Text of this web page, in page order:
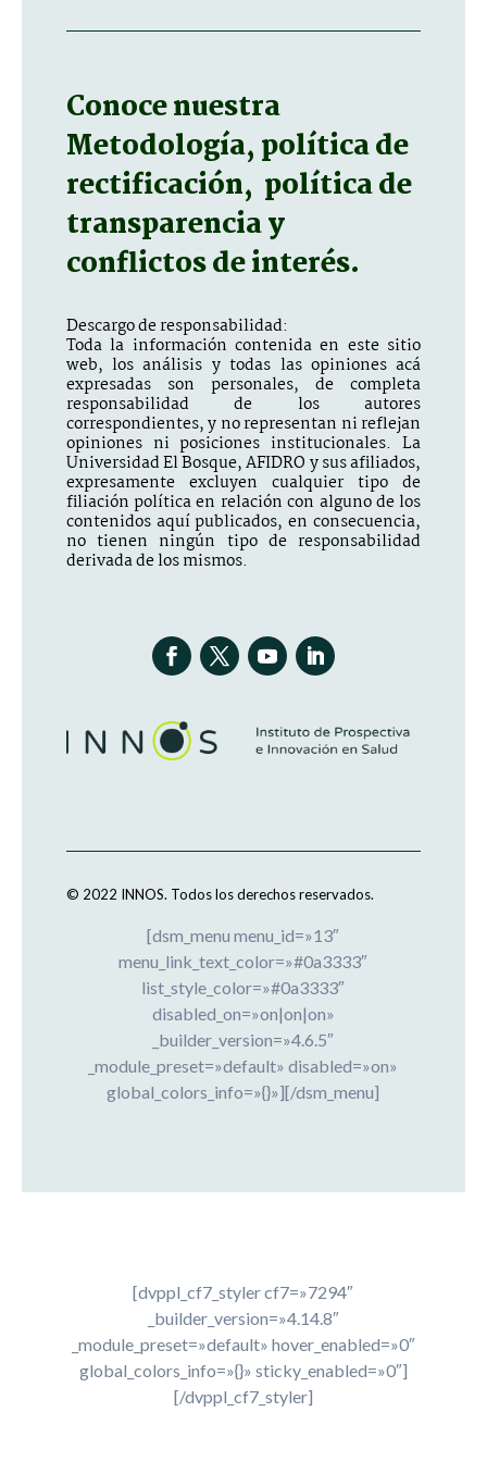
Conoce nuestra
Metodología, política de
rectificación, política de
transparencia y
conflictos de interés.
Descargo de responsabilidad:
Toda la información contenida en este sitio
web, los análisis y todas las opiniones acá
expresadas son personales, de completa
responsabilidad de los autores
correspondientes, y no representan ni reflejan
opiniones ni posiciones institucionales. La
Universidad El Bosque, AFIDRO y sus afiliados,
expresamente excluyen cualquier tipo de
filiación política en relación con alguno de los
contenidos aquí publicados, en consecuencia,
no tienen ningún tipo de responsabilidad
derivada de los mismos.
© 2022 INNOS. Todos los derechos reservados.
[dsm_menu menu_id=»13″
menu_link_text_color=»#0a3333″
list_style_color=»#0a3333″
disabled_on=»on|on|on»
_builder_version=»4.6.5″
_module_preset=»default» disabled=»on»
global_colors_info=»{}»][/dsm_menu]
[dvppl_cf7_styler cf7=»7294″
_builder_version=»4.14.8″
_module_preset=»default» hover_enabled=»0″
global_colors_info=»{}» sticky_enabled=»0″]
[/dvppl_cf7_styler]